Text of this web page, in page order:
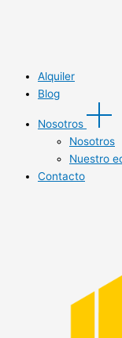
Alquiler
Blog
Nosotros
Nosotros
Nuestro
Contacto